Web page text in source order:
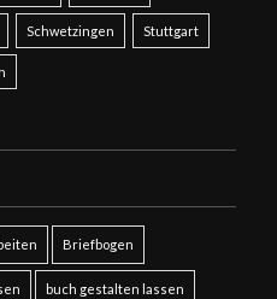
Schwetzingen Stuttgart
Briefbogen
buch gestalten lassen